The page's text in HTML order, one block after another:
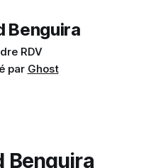
Benguira
RDV
par Ghost
Benguira